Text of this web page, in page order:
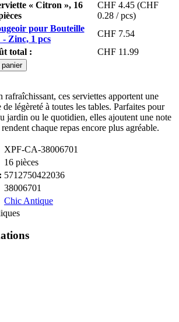
« Citron », 16
CHF 4.45 (CHF
0.28 / pcs)
pour Bouteille
Zinc, 1 pcs
CHF 7.54
total :
CHF 11.99
ces serviettes apportent une
légèreté à toutes les tables. Parfaites pour
jardin ou le quotidien, elles ajoutent une note
chaque repas encore plus agréable.
XPF-CA-38006701
16 pièces
5712750422036
38006701
Chic Antique